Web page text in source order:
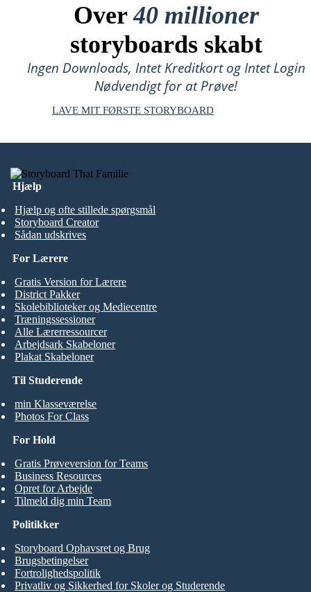
Over40 millioner
storyboards skabt
Ingen Downloads, Intet Kreditkort og Intet Login
Nødvendigt for at Prøve!
LAVE MIT FØRSTE STORYBOARD
Hjælp
Hjælp og ofte stillede spørgsmål
Storyboard Creator
Sådan udskrives
Til Studerende
min Klasseværelse
Photos For Class
For Lærere
Gratis Version for Lærere
District Pakker
Skolebiblioteker og Mediecentre
Træningssessioner
Alle Lærerressourcer
Arbejdsark Skabeloner
Plakat Skabeloner
For Hold
Gratis Prøveversion for Teams
Business Resources
Opret for Arbejde
Tilmeld dig min Team
Politikker
Storyboard Ophavsret og Brug
Brugsbetingelser
Fortrolighedspolitik
Privatliv og Sikkerhed for Skoler og Studerende